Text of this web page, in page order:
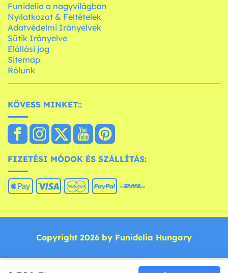
Funidelia a nagyvilágban
Nyilatkozat & Feltételek
Adatvédelmi Irányelvek
Sütik Irányelve
Elállási jog
Sitemap
Rólunk
KÖVESS MINKET::
FIZETÉSI MÓDOK ÉS SZÁLLÍTÁS:
Copyright 2026 by Funidelia Hungary